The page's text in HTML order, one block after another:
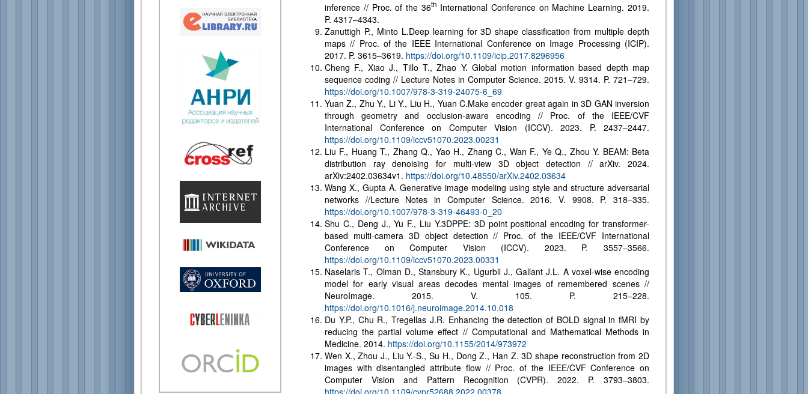
inference // Proc. of the 36th International Conference on Machine Learning. 2019.
P. 4317–4343.
Zanuttigh P., Minto L.Deep learning for 3D shape classification from multiple depth
maps // Proc. of the IEEE International Conference on Image Processing (ICIP).
2017. P. 3615–3619. https://doi.org/10.1109/icip.2017.8296956
Cheng F., Xiao J., Tillo T., Zhao Y. Global motion information based depth map
sequence coding // Lecture Notes in Computer Science. 2015. V. 9314. P. 721–729.
https://doi.org/10.1007/978-3-319-24075-6_69
Yuan Z., Zhu Y., Li Y., Liu H., Yuan C.Make encoder great again in 3D GAN inversion
through geometry and occlusion-aware encoding // Proc. of the IEEE/CVF
International Conference on Computer Vision (ICCV). 2023. P. 2437–2447.
https://doi.org/10.1109/iccv51070.2023.00231
Liu F., Huang T., Zhang Q., Yao H., Zhang C., Wan F., Ye Q., Zhou Y. BEAM: Beta
distribution ray denoising for multi-view 3D object detection // arXiv. 2024.
arXiv:2402.03634v1. https://doi.org/10.48550/arXiv.2402.03634
Wang X., Gupta A. Generative image modeling using style and structure adversarial
networks //Lecture Notes in Computer Science. 2016. V. 9908. P. 318–335.
https://doi.org/10.1007/978-3-319-46493-0_20
Shu C., Deng J., Yu F., Liu Y.3DPPE: 3D point positional encoding for transformer-
based multi-camera 3D object detection // Proc. of the IEEE/CVF International
Conference on Computer Vision (ICCV). 2023. P. 3557–3566.
https://doi.org/10.1109/iccv51070.2023.00331
Naselaris T., Olman D., Stansbury K., Ugurbil J., Gallant J.L. A voxel-wise encoding
model for early visual areas decodes mental images of remembered scenes //
NeuroImage. 2015. V. 105. P. 215–228.
https://doi.org/10.1016/j.neuroimage.2014.10.018
Du Y.P., Chu R., Tregellas J.R. Enhancing the detection of BOLD signal in fMRI by
reducing the partial volume effect // Computational and Mathematical Methods in
Medicine. 2014. https://doi.org/10.1155/2014/973972
Wen X., Zhou J., Liu Y.-S., Su H., Dong Z., Han Z. 3D shape reconstruction from 2D
images with disentangled attribute flow // Proc. of the IEEE/CVF Conference on
Computer Vision and Pattern Recognition (CVPR). 2022. P. 3793–3803.
https://doi.org/10.1109/cvpr52688.2022.00378